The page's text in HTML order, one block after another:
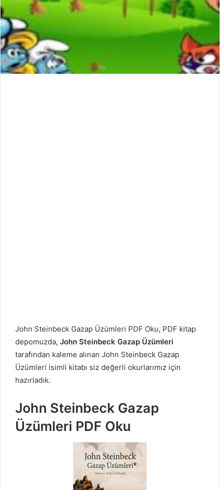
John Steinbeck Gazap Üzümleri PDF Oku, PDF kitap
depomuzda, John Steinbeck Gazap Üzümleri
tarafından kaleme alınan John Steinbeck Gazap
Üzümleri isimli kitabı siz değerli okurlarımız için
hazırladık.
John Steinbeck Gazap
Üzümleri PDF Oku